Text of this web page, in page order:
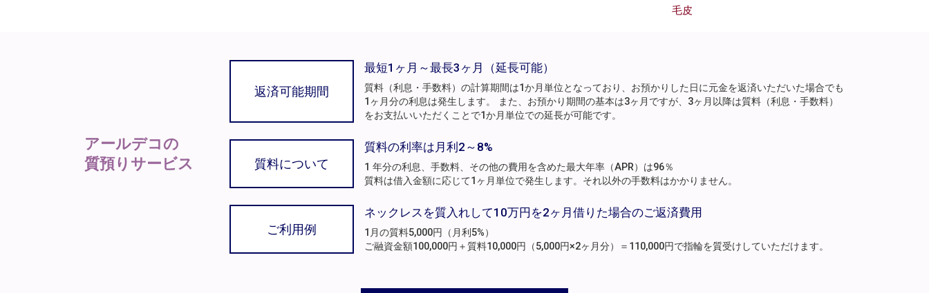
毛皮
アールデコの
質預りサービス
返済可能期間
最短1ヶ月～最長3ヶ月（延長可能）
質料（利息・手数料）の計算期間は1か月単位となっており、お預かりした日に元金を返済いただいた場合でも
1ヶ月分の利息は発生します。 また、お預かり期間の基本は3ヶ月ですが、3ヶ月以降は質料（利息・手数料）
をお支払いいただくことで1か月単位での延長が可能です。
質料について
質料の利率は月利2～8%
1 年分の利息、手数料、その他の費用を含めた最大年率（APR）は96％
質料は借入金額に応じて1ヶ月単位で発生します。それ以外の手数料はかかりません。
ご利用例
ネックレスを質入れして10万円を2ヶ月借りた場合のご返済費用
1月の質料5,000円（月利5%）
ご融資金額100,000円＋質料10,000円（5,000円×2ヶ月分）＝110,000円で指輪を質受けしていただけます。